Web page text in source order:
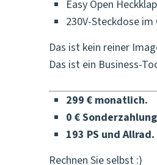
Easy Open
230V-Steckdose im
Das ist kein reiner
Das ist ein Business-
299 € monatlich.
0 €
193 PS und Allrad.
Rechnen Sie selbst :)